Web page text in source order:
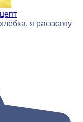
я расскажу